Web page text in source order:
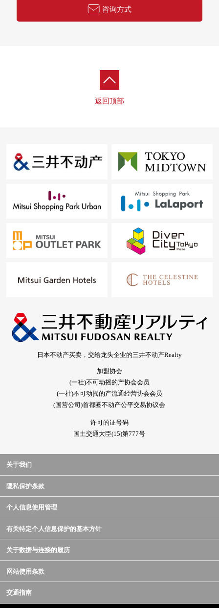
咨询方式
返回顶部
日本不动产买卖，交给龙头企业的三井不动产Realty
加盟协会
(一社)不可动摇的产协会会员
(一社)不可动摇的产流通经营协会会员
(国营公司)首都圈不动产公平交易协议会
许可的证号码
国土交通大臣(15)第777号
关于我们
隱私保护条款
个人信息使用管理
有关特定个人信息保护的基本方针
关于数据与连接的履历
网站使用条款
交通指南